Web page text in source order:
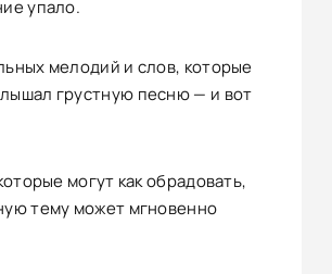
упало.
мелодий и слов, которые
грустную песню — и вот
могут как обрадовать,
тему может мгновенно